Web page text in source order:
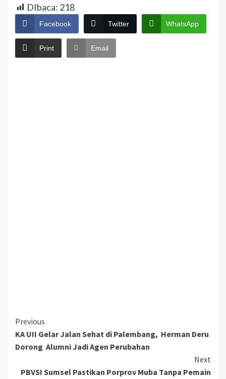
DIbaca: 218
Facebook Twitter WhatsApp
Print Email
Continue
Reading
Previous
KA UII Gelar Jalan Sehat di Palembang, Herman Deru
Dorong Alumni Jadi Agen Perubahan
Next
PBVSI Sumsel Pastikan Porprov Muba Tanpa Pemain